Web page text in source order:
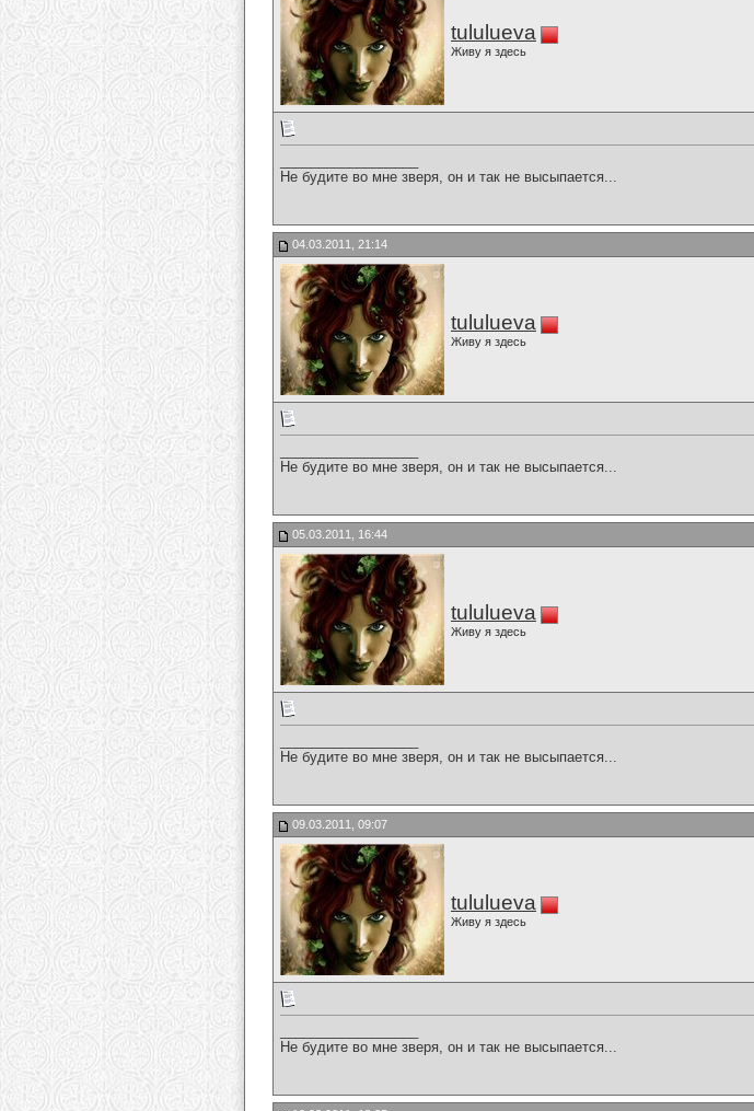
tululueva
Живу я здесь
Не будите во мне зверя, он и так не высыпается...
04.03.2011, 21:14
tululueva
Живу я здесь
Не будите во мне зверя, он и так не высыпается...
05.03.2011, 16:44
tululueva
Живу я здесь
Не будите во мне зверя, он и так не высыпается...
09.03.2011, 09:07
tululueva
Живу я здесь
Не будите во мне зверя, он и так не высыпается...